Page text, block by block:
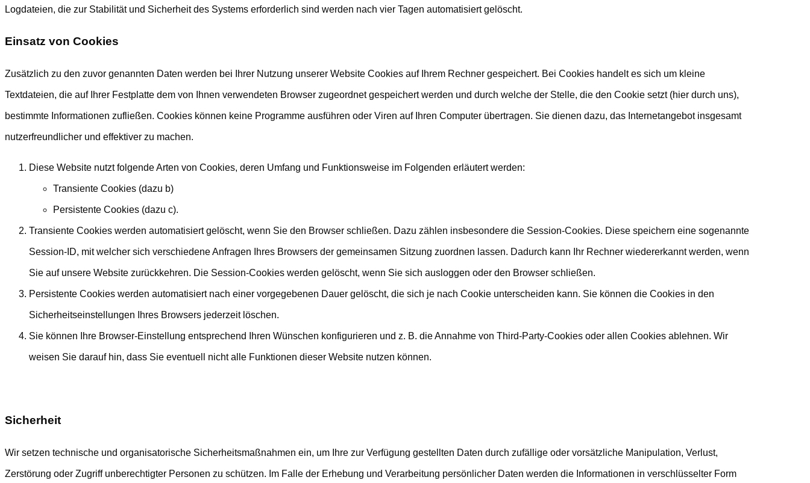
Logdateien, die zur Stabilität und Sicherheit des Systems erforderlich sind werden nach vier Tagen automatisiert gelöscht.
Einsatz von Cookies
Zusätzlich zu den zuvor genannten Daten werden bei Ihrer Nutzung unserer Website Cookies auf Ihrem Rechner gespeichert. Bei Cookies handelt es sich um kleine
Textdateien, die auf Ihrer Festplatte dem von Ihnen verwendeten Browser zugeordnet gespeichert werden und durch welche der Stelle, die den Cookie setzt (hier durch uns),
bestimmte Informationen zufließen. Cookies können keine Programme ausführen oder Viren auf Ihren Computer übertragen. Sie dienen dazu, das Internetangebot insgesamt
nutzerfreundlicher und effektiver zu machen.
Diese Website nutzt folgende Arten von Cookies, deren Umfang und Funktionsweise im Folgenden erläutert werden:
Transiente Cookies (dazu b)
Persistente Cookies (dazu c).
Transiente Cookies werden automatisiert gelöscht, wenn Sie den Browser schließen. Dazu zählen insbesondere die Session-Cookies. Diese speichern eine sogenannte
Session-ID, mit welcher sich verschiedene Anfragen Ihres Browsers der gemeinsamen Sitzung zuordnen lassen. Dadurch kann Ihr Rechner wiedererkannt werden, wenn
Sie auf unsere Website zurückkehren. Die Session-Cookies werden gelöscht, wenn Sie sich ausloggen oder den Browser schließen.
Persistente Cookies werden automatisiert nach einer vorgegebenen Dauer gelöscht, die sich je nach Cookie unterscheiden kann. Sie können die Cookies in den
Sicherheitseinstellungen Ihres Browsers jederzeit löschen.
Sie können Ihre Browser-Einstellung entsprechend Ihren Wünschen konfigurieren und z. B. die Annahme von Third-Party-Cookies oder allen Cookies ablehnen. Wir
weisen Sie darauf hin, dass Sie eventuell nicht alle Funktionen dieser Website nutzen können.
Sicherheit
Wir setzen technische und organisatorische Sicherheitsmaßnahmen ein, um Ihre zur Verfügung gestellten Daten durch zufällige oder vorsätzliche Manipulation, Verlust,
Zerstörung oder Zugriff unberechtigter Personen zu schützen. Im Falle der Erhebung und Verarbeitung persönlicher Daten werden die Informationen in verschlüsselter Form